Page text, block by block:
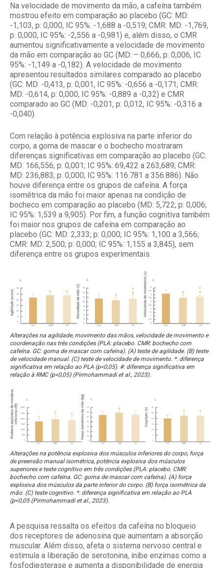
Na velocidade de movimento da mão, a cafeína também
mostrou efeito em comparação ao placebo (GC: MD:
-1,103, p: 0,000, IC 95%: -1,688 a -0,519; CMR: MD: -1,769,
p: 0,000, IC 95%: -2,556 a -0,981) e, além disso, o CMR
aumentou significativamente a velocidade de movimento
da mão em comparação ao GC (MD: – 0,666, p: 0,006, IC
95%: -1,149 a -0,182). A velocidade de movimento
apresentou resultados similares comparado ao placebo
(GC: MD: -0,413, p: 0,001, IC 95%: -0,656 a -0,171; CMR:
MD: -0,614, p: 0,000, IC 95%: -0,889 a -0,32) e CMR
comparado ao GC (MD: -0,201, p: 0,012, IC 95%: -0,316 a
-0,040).
Com relação à potência explosiva na parte inferior do
corpo, a goma de mascar e o bochecho mostraram
diferenças significativas em comparação ao placebo (GC:
MD: 166,556; p: 0,001; IC 95%: 69,422 a 263,689; CMR:
MD: 236,883; p: 0,000; IC 95%: 116.781 a 356.886). Não
houve diferença entre os grupos de cafeína. A força
isométrica da mão foi maior apenas na condição de
bocheco em comparação ao placebo (MD: 5,722; p: 0,006;
IC 95%: 1,539 a 9,905). Por fim, a função cognitiva também
foi maior nos grupos de cafeína em comparação ao
placebo (GC: MD: 2,333; p: 0,000; IC 95%: 1,100 a 3,566;
CMR: MD: 2,500; p: 0,000; IC 95%: 1,155 a 3,845), sem
diferença entre os grupos experimentais.
Alterações na agilidade, movimento das mãos, velocidade de movimento e
coordenação nas três condições (PLA: placebo. CMR: bochecho com
cafeína. GC: goma de mascar com cafeína). (A) teste de agilidade. (B) teste
de velocidade manual. (C) teste de velocidade de movimento. *: diferença
significativa em relação ao PLA (p<0,05). #: diferença significativa em
relação à RMC (p<0,05) (Pirmohammadi et al., 2023).
Alterações na potência explosiva dos músculos inferiores do corpo, força
de preensão manual isométrica, potência explosiva dos músculos
superiores e teste cognitivo em três condições (PLA: placebo. CMR:
bochecho com cafeína. GC: goma de mascar com cafeína). (A) força
explosiva dos músculos da parte inferior do corpo. (B) força isométrica da
mão. (C) teste cognitivo. *: diferença significativa em relação ao PLA
(p<0,05 (Pirmohammadi et al., 2023).
A pesquisa ressalta os efeitos da cafeína no bloqueio
dos receptores de adenosina que aumentam a absorção
muscular. Além disso, afeta o sistema nervoso central e
estimula a liberação de serotonina, inibe enzimas como a
fosfodiesterase e aumenta a disponibilidade de energia